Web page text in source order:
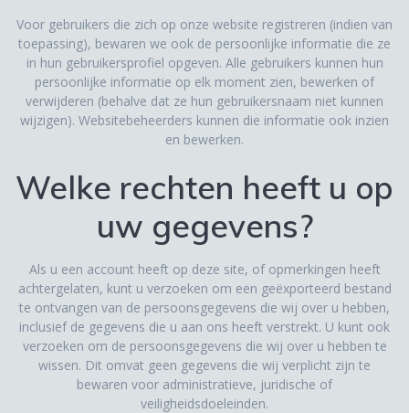
Voor gebruikers die zich op onze website registreren (indien van
toepassing), bewaren we ook de persoonlijke informatie die ze
in hun gebruikersprofiel opgeven. Alle gebruikers kunnen hun
persoonlijke informatie op elk moment zien, bewerken of
verwijderen (behalve dat ze hun gebruikersnaam niet kunnen
wijzigen). Websitebeheerders kunnen die informatie ook inzien
en bewerken.
Welke rechten heeft u op
uw gegevens?
Als u een account heeft op deze site, of opmerkingen heeft
achtergelaten, kunt u verzoeken om een geëxporteerd bestand
te ontvangen van de persoonsgegevens die wij over u hebben,
inclusief de gegevens die u aan ons heeft verstrekt. U kunt ook
verzoeken om de persoonsgegevens die wij over u hebben te
wissen. Dit omvat geen gegevens die wij verplicht zijn te
bewaren voor administratieve, juridische of
veiligheidsdoeleinden.